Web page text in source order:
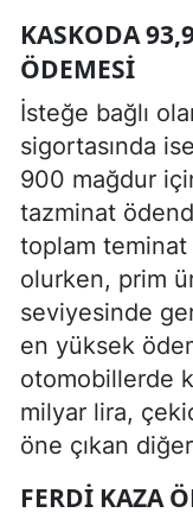
KASKODA
ÖDEMESI
İsteğe bağlı
sigortasında
900 mağdur
tazminat
toplam
olurken, prim
seviyesinde
en yüksek
otomobillerde
milyar lira,
öne çıkan
FERDI KAZA